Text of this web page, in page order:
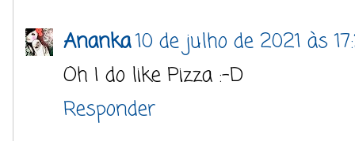
Ananka10 de julho de 2021 às
Oh I do like Pizza :-D
Responder